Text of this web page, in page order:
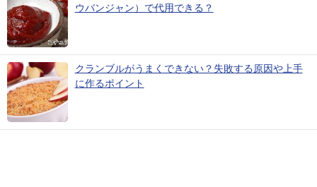
ウバンジャン）で代用できる？
クランブルがうまくできない？失敗する原因や上手
に作るポイント